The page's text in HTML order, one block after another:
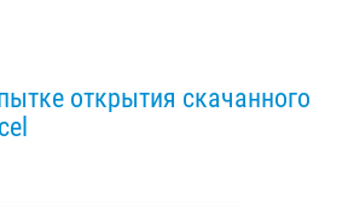
открытия скачанного